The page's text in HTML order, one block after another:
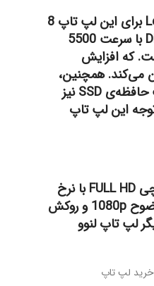
همچنین، شرکت Lenovo برای این لپ تاپ 8
گیگابایت رم از نوع DDR5 با سرعت 5500
که افزایش
می‌کند. همچنین،
دارا بودن 512 گیگابایت حافظه‌ی SSD نیز
این لپ تاپ
صفحه نمایش 15.6 اینچی FULL HD با نرخ
به روزرسانی 60 هرتز و وضوح 1080p و روکش
لپ تاپ لنوو
خرید لپ تاپ